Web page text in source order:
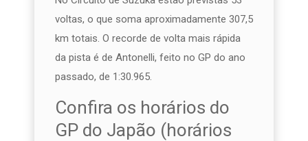
voltas, o que soma aproximadamente 307,5
km totais. O recorde de volta mais rápida
da pista é de Antonelli, feito no GP do ano
passado, de 1:30.965.
Confira os horários do
GP do Japão (horários